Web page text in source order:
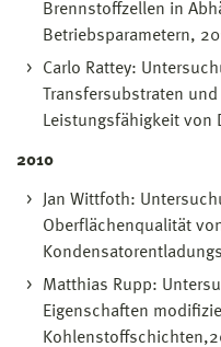
Brennstoffzellen in
Betriebsparametern,
Carlo Rattey:
Transfersubstraten
Leistungsfähigkeit von
2010
Jan Wittfoth:
Oberflächenqualität
Matthias Rupp:
Eigenschaften